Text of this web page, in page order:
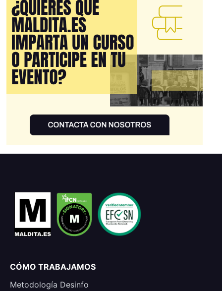
CÓMO TRABAJAMOS
Metodología Desinfo